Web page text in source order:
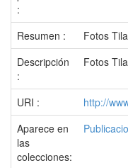
:
Resumen :
Fotos
Descripción
:
Fotos
URI :
http://
Aparece en
las
colecciones: